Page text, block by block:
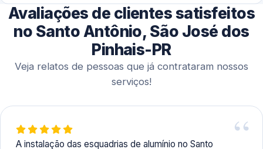
precisão na execução.
Aceitamos Pix, cartões de crédito e débito,
transferências bancárias e dinheiro, oferecendo
praticidade aos clientes.
Avaliações de clientes satisfeitos
no Santo Antônio, São José dos
Pinhais-PR
Veja relatos de pessoas que já contrataram nossos
serviços!
A instalação das esquadrias de alumínio no Santo